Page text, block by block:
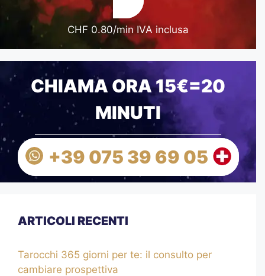
CHF 0.80/min IVA inclusa
CHIAMA ORA 15€=20
MINUTI
+39 075 39 69 05
ARTICOLI RECENTI
Tarocchi 365 giorni per te: il consulto per
cambiare prospettiva